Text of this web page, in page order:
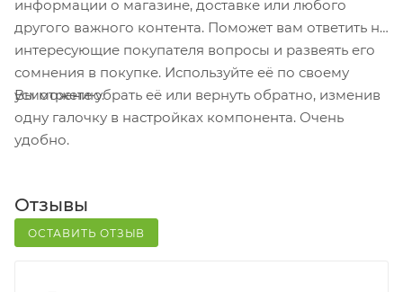
кассовой зоне и назовите номер.
Постамат. Когда заказ поступит на точку, на ваш
телефон или e-mail придет уникальный код.
Заказ нужно оплатить в терминале постамата.
Срок хранения — 3 дня.
Почтовая доставка через почту России. Когда
оценить состояние коробки: вес, целостность.
Вскрывать коробку самостоятельно вы можете
информации о магазине, доставке или любого
другого важного контента. Поможет вам ответить на
интересующие покупателя вопросы и развеять его
сомнения в покупке. Используйте её по своему
усмотрению.
Вы можете убрать её или вернуть обратно, изменив
одну галочку в настройках компонента. Очень
удобно.
Отзывы
ОСТАВИТЬ ОТЗЫВ